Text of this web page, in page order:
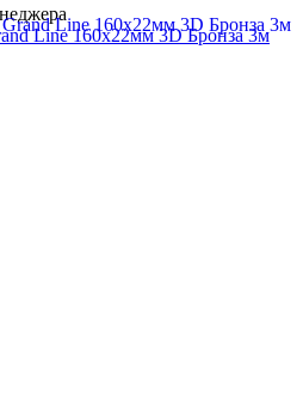
Line 160х22мм 3D Бронза 3м